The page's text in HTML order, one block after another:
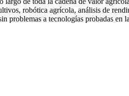
robótica agrícola, análisis de
problemas a tecnologías probadas en